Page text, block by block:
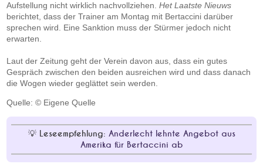
Aufstellung nicht wirklich nachvollziehen.Het Laatste Nieuws
berichtet, dass der Trainer am Montag mit Bertaccini darüber
sprechen wird. Eine Sanktion muss der Stürmer jedoch nicht
erwarten.
Laut der Zeitung geht der Verein davon aus, dass ein gutes
Gespräch zwischen den beiden ausreichen wird und dass danach
die Wogen wieder geglättet sein werden.
Quelle: © Eigene Quelle
Leseempfehlung: Anderlecht lehnte Angebot aus
Amerika für Bertaccini ab